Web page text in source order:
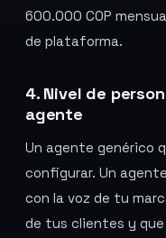
600.000 COP
de plataforma.
4. Nivel de
agente
Un agente genérico
configurar. Un
con la voz de tu
de tus clientes y